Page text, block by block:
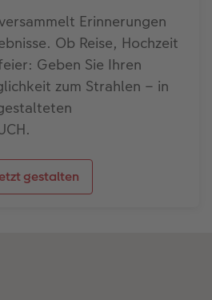
Erinnerungen
Ob Reise, Hochzeit
Geben Sie Ihren
zum Strahlen – in
gestalten